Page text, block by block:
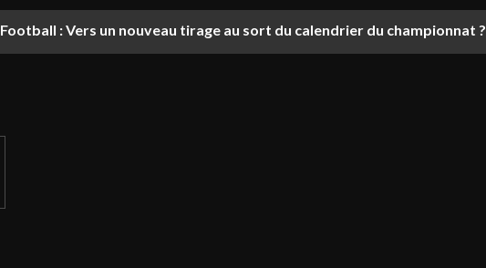
Football : Vers un nouveau tirage au sort du calendrier du championnat ?